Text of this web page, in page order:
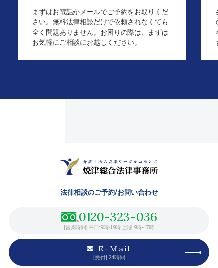
まずはお電話かメールでご予約をお取りくだ
さい。無料法律相談だけで依頼されなくても
全く問題ありません。お困りの際は、まずは
お気軽にご相談にお越しください。
法律相談のご予約/お問い合わせ
0120-323-036
[営業時間] 平日:9時-19時 土曜:9時-17時
E-Mail
[受付] 24時間